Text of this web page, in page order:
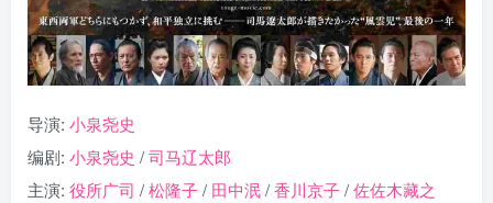
导演: 小泉尧史
编剧: 小泉尧史 /司马辽太郎
主演: 役所广司 /松隆子/ 田中泯/香川京子/佐佐木藏之